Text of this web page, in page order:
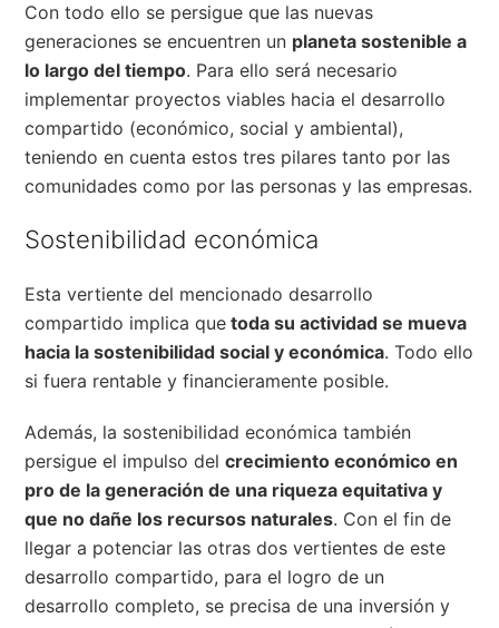
Con todo ello se persigue que las nuevas
generaciones se encuentren un planeta sostenible a
lo largo del tiempo. Para ello será necesario
implementar proyectos viables hacia el desarrollo
compartido (económico, social y ambiental),
teniendo en cuenta estos tres pilares tanto por las
comunidades como por las personas y las empresas.
Sostenibilidad económica
Esta vertiente del mencionado desarrollo
compartido implica que toda su actividad se mueva
hacia la sostenibilidad social y económica. Todo ello
si fuera rentable y financieramente posible.
Además, la sostenibilidad económica también
persigue el impulso delcrecimiento económico en
pro de la generación de una riqueza equitativa y
que no dañe los recursos naturales. Con el fin de
llegar a potenciar las otras dos vertientes de este
desarrollo compartido, para el logro de un
desarrollo completo, se precisa de una inversión y